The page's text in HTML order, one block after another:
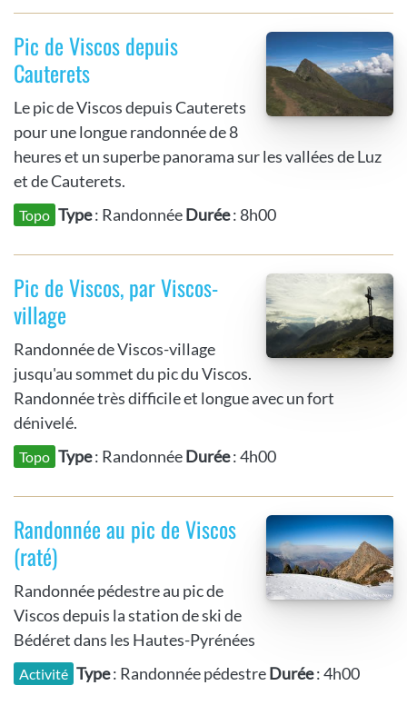
Pic de Viscos depuis
Cauterets
Le pic de Viscos depuis Cauterets
pour une longue randonnée de 8
heures et un superbe panorama sur les vallées de Luz
et de Cauterets.
Topo Type: RandonnéeDurée: 8h00
Pic de Viscos, par Viscos-
village
Randonnée de Viscos-village
jusqu'au sommet du pic du Viscos.
Randonnée très difficile et longue avec un fort
dénivelé.
Topo Type: RandonnéeDurée: 4h00
Randonnée au pic de Viscos
(raté)
Randonnée pédestre au pic de
Viscos depuis la station de ski de
Bédéret dans les Hautes-Pyrénées
Activité Type: Randonnée pédestreDurée: 4h00